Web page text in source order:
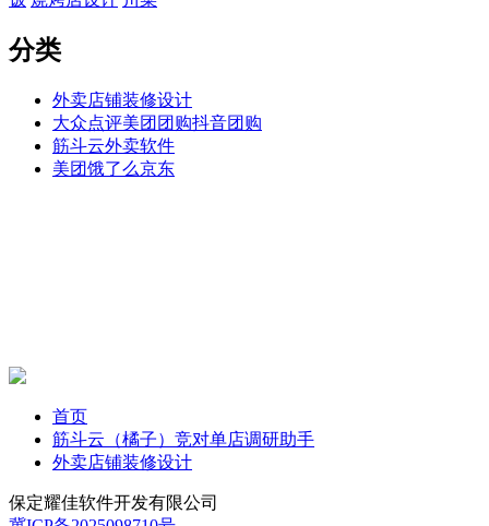
分类
外卖店铺装修设计
大众点评美团团购抖音团购
筋斗云外卖软件
美团饿了么京东
首页
筋斗云（橘子）竞对单店调研助手
外卖店铺装修设计
保定耀佳软件开发有限公司